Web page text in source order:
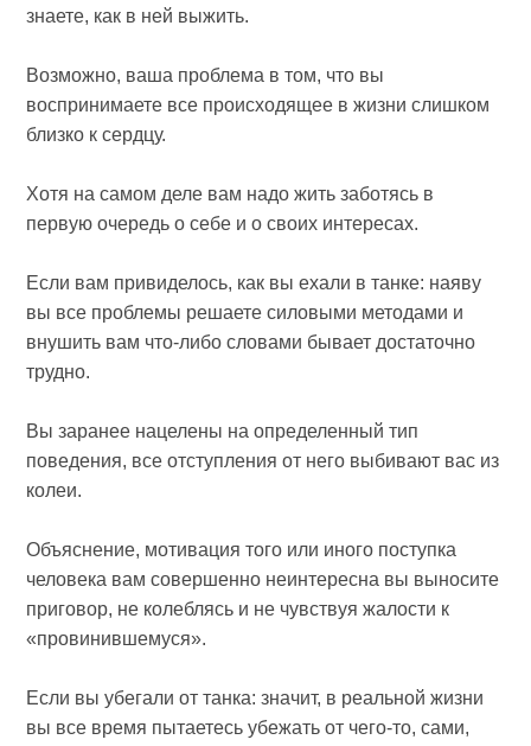
знаете, как в ней выжить.
Возможно, ваша проблема в том, что вы
воспринимаете все происходящее в жизни слишком
близко к сердцу.
Хотя на самом деле вам надо жить заботясь в
первую очередь о себе и о своих интересах.
Если вам привиделось, как вы ехали в танке: наяву
вы все проблемы решаете силовыми методами и
внушить вам что-либо словами бывает достаточно
трудно.
Вы заранее нацелены на определенный тип
поведения, все отступления от него выбивают вас из
колеи.
Объяснение, мотивация того или иного поступка
человека вам совершенно неинтересна вы выносите
приговор, не колеблясь и не чувствуя жалости к
«провинившемуся».
Если вы убегали от танка: значит, в реальной жизни
вы все время пытаетесь убежать от чего-то, сами,